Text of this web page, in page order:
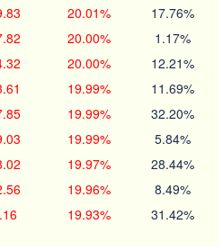
20.01% 17.76%
20.00% 1.17%
20.00% 12.21%
19.99% 11.69%
19.99% 32.20%
19.99% 5.84%
19.97% 28.44%
19.96% 8.49%
19.93% 31.42%